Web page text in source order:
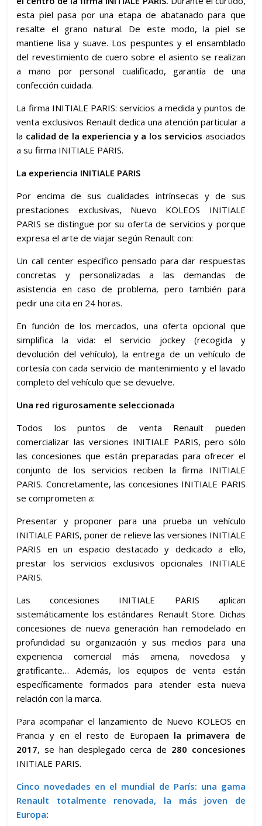
esta piel pasa por una etapa de abatanado para que
resalte el grano natural. De este modo, la piel se
mantiene lisa y suave. Los pespuntes y el ensamblado
del revestimiento de cuero sobre el asiento se realizan
a mano por personal cualificado, garantía de una
confección cuidada.
La firma INITIALE PARIS: servicios a medida y puntos de
venta exclusivos Renault dedica una atención particular a
la calidad de la experiencia y a los servicios asociados
a su firma INITIALE PARIS.
La experiencia INITIALE PARIS
Por encima de sus cualidades intrínsecas y de sus
prestaciones exclusivas, Nuevo KOLEOS INITIALE
PARIS se distingue por su oferta de servicios y porque
expresa el arte de viajar según Renault con:
Un call center específico pensado para dar respuestas
concretas y personalizadas a las demandas de
asistencia en caso de problema, pero también para
pedir una cita en 24 horas.
En función de los mercados, una oferta opcional que
simplifica la vida: el servicio jockey (recogida y
devolución del vehículo), la entrega de un vehículo de
cortesía con cada servicio de mantenimiento y el lavado
completo del vehículo que se devuelve.
Una red rigurosamente seleccionada
Todos los puntos de venta Renault pueden
comercializar las versiones INITIALE PARIS, pero sólo
las concesiones que están preparadas para ofrecer el
conjunto de los servicios reciben la firma INITIALE
PARIS. Concretamente, las concesiones INITIALE PARIS
se comprometen a:
Presentar y proponer para una prueba un vehículo
INITIALE PARIS, poner de relieve las versiones INITIALE
PARIS en un espacio destacado y dedicado a ello,
prestar los servicios exclusivos opcionales INITIALE
PARIS.
Las concesiones INITIALE PARIS aplican
sistemáticamente los estándares Renault Store. Dichas
concesiones de nueva generación han remodelado en
profundidad su organización y sus medios para una
experiencia comercial más amena, novedosa y
gratificante… Además, los equipos de venta están
específicamente formados para atender esta nueva
relación con la marca.
Para acompañar el lanzamiento de Nuevo KOLEOS en
Francia y en el resto de Europaen la primavera de
2017, se han desplegado cerca de 280 concesiones
INITIALE PARIS.
Cinco novedades en el mundial de París: una gama
Renault totalmente renovada, la más joven de
Europa: